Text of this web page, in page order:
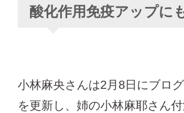
酸化作用免疫アップに
小林麻央さんは2月8日にブロ
を更新し、姉の小林麻耶さん付